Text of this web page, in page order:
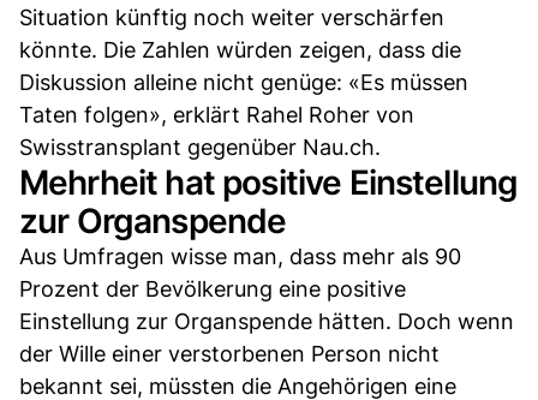
Situation künftig noch weiter verschärfen
könnte. Die Zahlen würden zeigen, dass die
Diskussion alleine nicht genüge: «Es müssen
Taten folgen», erklärt Rahel Roher von
Swisstransplant gegenüber Nau.ch.
Mehrheit hat positive Einstellung
zur Organspende
Aus Umfragen wisse man, dass mehr als 90
Prozent der Bevölkerung eine positive
Einstellung zur Organspende hätten. Doch wenn
der Wille einer verstorbenen Person nicht
bekannt sei, müssten die Angehörigen eine